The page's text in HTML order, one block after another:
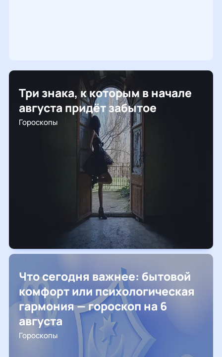
Три знака, к которым в начале
августа придёт забытое
Гороскопы
Что сегодня важнее: бытовой
комфорт или психологическая
гармония — гороскоп на 6
августа
Гороскопы